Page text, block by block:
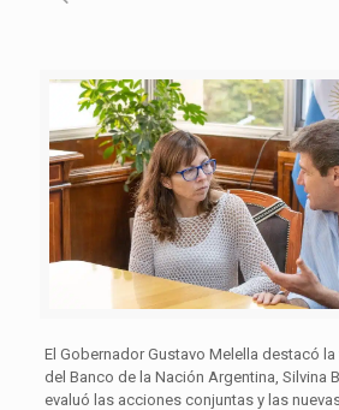
El Gobernador Gustavo Melella destacó
del Banco de la Nación Argentina, Silvina
evaluó las acciones conjuntas y las